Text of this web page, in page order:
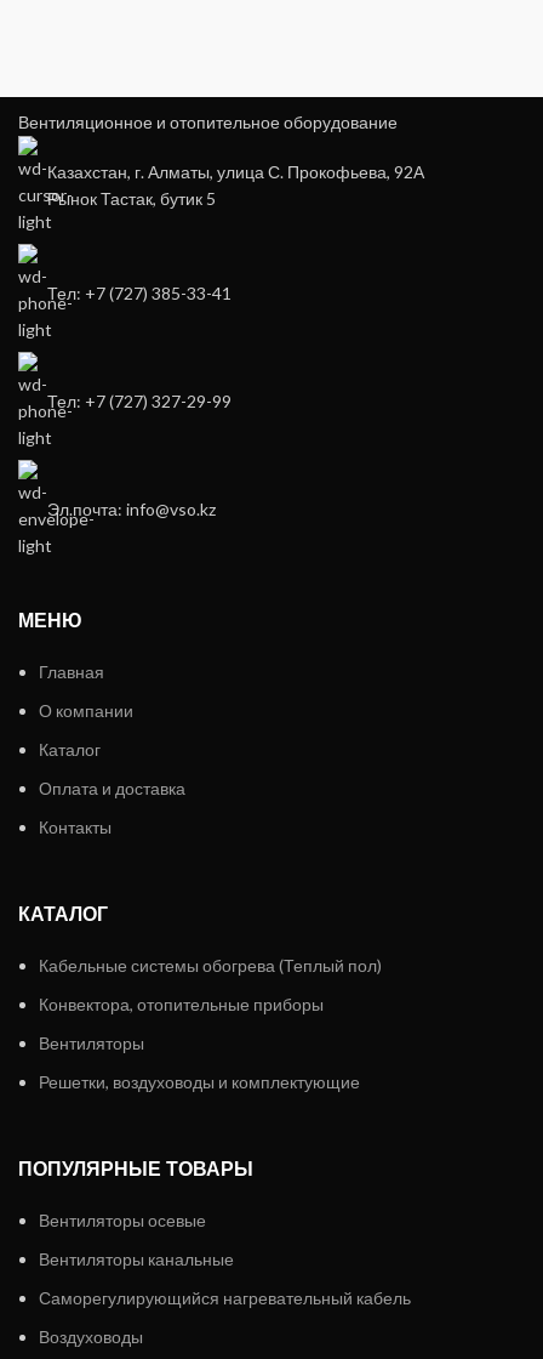
Вентиляционное и отопительное оборудование
Казахстан, г. Алматы, улица С. Прокофьева, 92А
Рынок Тастак, бутик 5
Тел: +7 (727) 385-33-41
Тел: +7 (727) 327-29-99
Эл.почта: info@vso.kz
МЕНЮ
Главная
О компании
Каталог
Оплата и доставка
Контакты
КАТАЛОГ
Кабельные системы обогрева (Теплый пол)
Конвектора, отопительные приборы
Вентиляторы
Решетки, воздуховоды и комплектующие
ПОПУЛЯРНЫЕ ТОВАРЫ
Вентиляторы осевые
Вентиляторы канальные
Саморегулирующийся нагревательный кабель
Воздуховоды